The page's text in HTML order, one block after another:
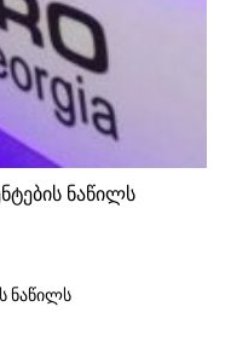
ნაწილს
ნაწილს